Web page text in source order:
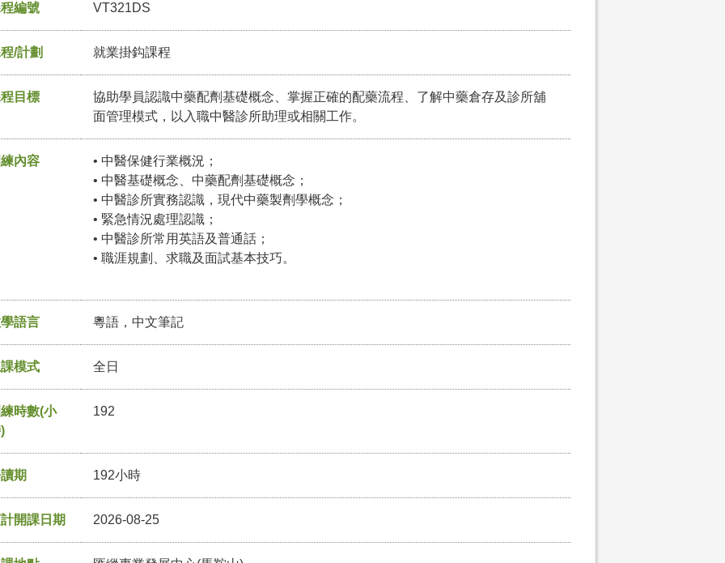
編號 VT321DS
/計劃 就業掛鈎課程
目標
協助學員認識中藥配劑基礎概念、掌握正確的配藥流程、了解中藥倉存及診所舖
面管理模式，以入職中醫診所助理或相關工作。
內容
• 中醫保健行業概況；
• 中醫基礎概念、中藥配劑基礎概念；
• 中醫診所實務認識，現代中藥製劑學概念；
• 緊急情況處理認識；
• 中醫診所常用英語及普通話；
• 職涯規劃、求職及面試基本技巧。
語言 粵語，中文筆記
模式 全日
時數(小
192
期 192小時
開課日期 2026-08-25